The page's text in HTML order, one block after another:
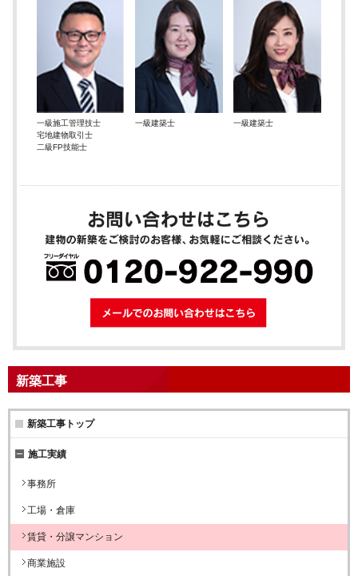
一級施工管理技士
宅地建物取引士
二級FP技能士
一級建築士 一級建築士
メールでのお
新築工事
新築工事トップ
施工実績
事務所
工場・倉庫
賃貸・分譲マンション
商業施設